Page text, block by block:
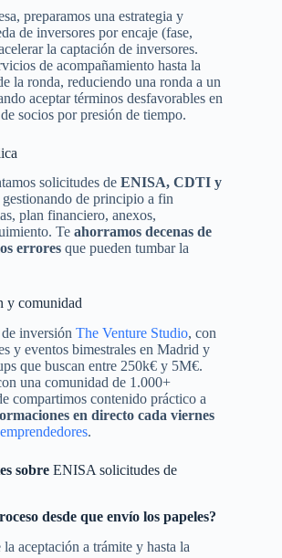
preparamos una estrategia y
de inversores por encaje (fase,
la captación de inversores.
de acompañamiento hasta la
la ronda, reduciendo una ronda a un
aceptar términos desfavorables en
socios por presión de tiempo.
solicitudes de ENISA, CDTI y
gestionando de principio a fin
plan financiero, anexos,
Te ahorramos decenas de
errores que pueden tumbar la
y comunidad
inversión The Venture Studio, con
y eventos bimestrales en Madrid y
que buscan entre 250k€ y 5M€.
una comunidad de 1.000+
compartimos contenido práctico a
en directo cada viernes
.
sobre ENISA solicitudes de
desde que envío los papeles?
aceptación a trámite y hasta la